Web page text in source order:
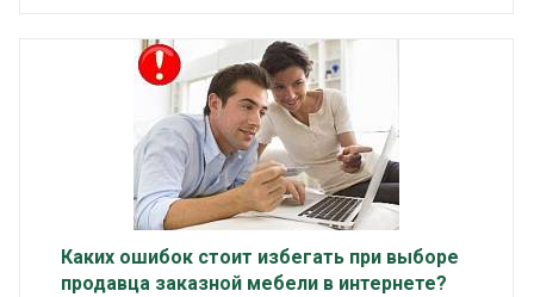
Каких ошибок стоит избегать при выборе
продавца заказной мебели в интернете?